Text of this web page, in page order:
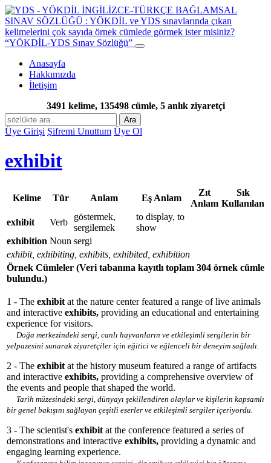
“YÖKDİL-YDS Sınav Sözlüğü”
Anasayfa
Hakkımızda
İletişim
3491 kelime, 135498 cümle, 5 anlık ziyaretçi
Ara
Üye Girişi Şifremi Unuttum Üye Ol
exhibit
Kelime Tür Anlam Eş Anlam
Zıt
Anlam
Sık
Kullanılan
exhibit
Verb
göstermek,
sergilemek
to display, to
show
exhibition Noun sergi
exhibit, exhibiting, exhibits, exhibited, exhibition
Örnek Cümleler (Veri tabanına kayıtlı toplam 304 örnek cümle
bulundu.)
1 - The exhibit at the nature center featured a range of live animals
and interactive exhibits, providing an educational and entertaining
experience for visitors.
Doğa merkezindeki sergi, canlı hayvanların ve etkileşimli sergilerin bir
yelpazesini sunarak ziyaretçiler için eğitici ve eğlenceli bir deneyim sağladı.
2 - The exhibit at the history museum featured a range of artifacts
and interactive exhibits, providing a comprehensive overview of
the events and people that shaped the world.
Tarih müzesindeki sergi, dünyayı şekillendiren olaylar ve kişilerin kapsamlı
bir genel bakışını sağlayan çeşitli eserler ve etkileşimli sergiler içeriyordu.
3 - The scientist's exhibit at the conference featured a series of
demonstrations and interactive exhibits, providing a dynamic and
engaging learning experience.